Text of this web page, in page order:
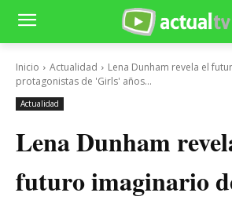
Inicio Actualidad
Lena Dunham revela el
protagonistas de 'Girls' años...
Actualidad
Lena Dunham
futuro imaginario